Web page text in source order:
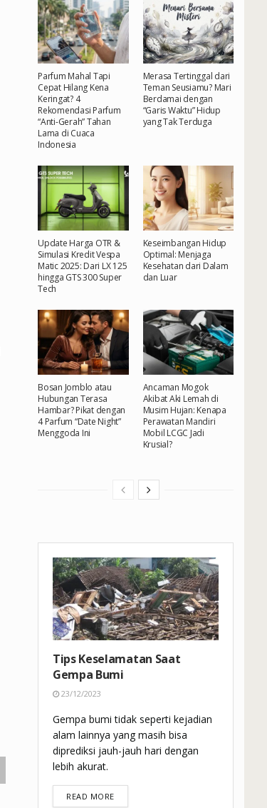
Parfum Mahal Tapi
Cepat Hilang Kena
Keringat? 4
Rekomendasi Parfum
“Anti-Gerah” Tahan
Lama di Cuaca
Indonesia
Merasa Tertinggal dari
Teman Seusiamu? Mari
Berdamai dengan
“Garis Waktu” Hidup
yang Tak Terduga
Update Harga OTR &
Simulasi Kredit Vespa
Matic 2025: Dari LX 125
hingga GTS 300 Super
Tech
Keseimbangan Hidup
Optimal: Menjaga
Kesehatan dari Dalam
dan Luar
Bosan Jomblo atau
Hubungan Terasa
Hambar? Pikat dengan
4 Parfum “Date Night”
Menggoda Ini
Ancaman Mogok
Akibat Aki Lemah di
Musim Hujan: Kenapa
Perawatan Mandiri
Mobil LCGC Jadi
Krusial?
Tips Keselamatan Saat
Gempa Bumi
23/12/2023
Gempa bumi tidak seperti kejadian
alam lainnya yang masih bisa
diprediksi jauh-jauh hari dengan
lebih akurat.
READ MOREDETAILS